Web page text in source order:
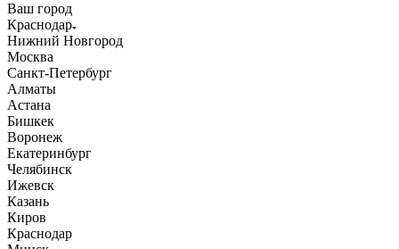
Ваш город
Краснодар
Нижний Новгород
Москва
Санкт-Петербург
Алматы
Астана
Бишкек
Воронеж
Екатеринбург
Челябинск
Ижевск
Казань
Киров
Краснодар